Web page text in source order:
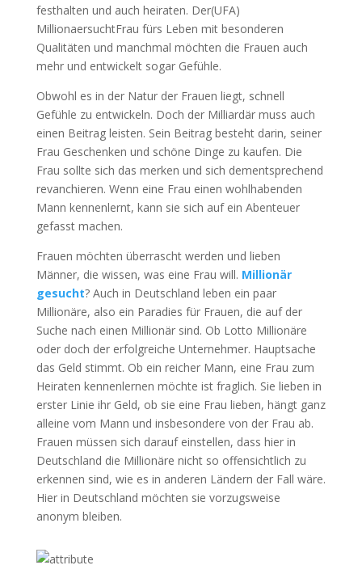
festhalten und auch heiraten. Der(UFA)
MillionaersuchtFrau fürs Leben mit besonderen
Qualitäten und manchmal möchten die Frauen auch
mehr und entwickelt sogar Gefühle.
Obwohl es in der Natur der Frauen liegt, schnell
Gefühle zu entwickeln. Doch der Milliardär muss auch
einen Beitrag leisten. Sein Beitrag besteht darin, seiner
Frau Geschenken und schöne Dinge zu kaufen. Die
Frau sollte sich das merken und sich dementsprechend
revanchieren. Wenn eine Frau einen wohlhabenden
Mann kennenlernt, kann sie sich auf ein Abenteuer
gefasst machen.
Frauen möchten überrascht werden und lieben
Männer, die wissen, was eine Frau will. Millionär
gesucht? Auch in Deutschland leben ein paar
Millionäre, also ein Paradies für Frauen, die auf der
Suche nach einen Millionär sind. Ob Lotto Millionäre
oder doch der erfolgreiche Unternehmer. Hauptsache
das Geld stimmt. Ob ein reicher Mann, eine Frau zum
Heiraten kennenlernen möchte ist fraglich. Sie lieben in
erster Linie ihr Geld, ob sie eine Frau lieben, hängt ganz
alleine vom Mann und insbesondere von der Frau ab.
Frauen müssen sich darauf einstellen, dass hier in
Deutschland die Millionäre nicht so offensichtlich zu
erkennen sind, wie es in anderen Ländern der Fall wäre.
Hier in Deutschland möchten sie vorzugsweise
anonym bleiben.